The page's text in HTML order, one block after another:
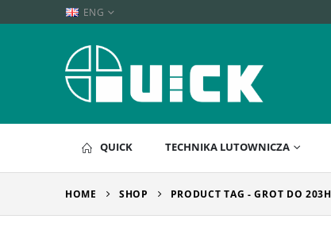
ENG
QUICK TECHNIKA LUTOWNICZA
HOME SHOP PRODUCT TAG -GROT DO 203H